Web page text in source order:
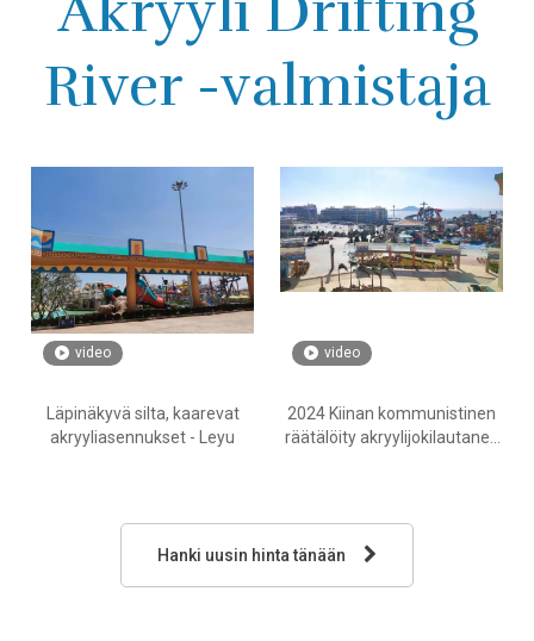
River -valmistaja
video
Läpinäkyvä silta, kaarevat
akryyliasennukset - Leyu
video
2024 Kiinan kommunistinen
räätälöity akryylijokilautanen
Hanki uusin hinta tänään